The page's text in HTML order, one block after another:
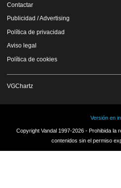
Contactar
Publicidad / Advertising
Política de privacidad
Aviso legal
Política de cookies
VGChartz
Versión en
Copyright Vandal 1997-2026 - Prohibida la
contenidos sin el permiso